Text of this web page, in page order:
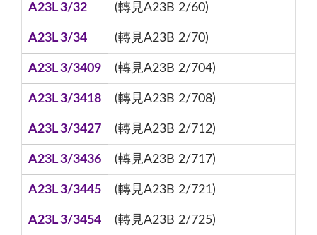
A23L 3/32 (轉見A23B 2/60)
A23L 3/34 (轉見A23B 2/70)
A23L 3/3409 (轉見A23B 2/704)
A23L 3/3418 (轉見A23B 2/708)
A23L 3/3427 (轉見A23B 2/712)
A23L 3/3436 (轉見A23B 2/717)
A23L 3/3445 (轉見A23B 2/721)
A23L 3/3454 (轉見A23B 2/725)